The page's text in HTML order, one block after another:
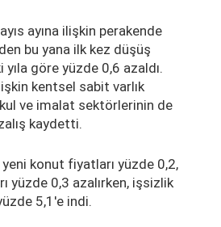
ayına ilişkin perakende
bu yana ilk kez düşüş
göre yüzde 0,6 azaldı.
kentsel sabit varlık
ve imalat sektörlerinin de
kaydetti.
yeni konut fiyatları yüzde 0,2,
yüzde 0,3 azalırken, işsizlik
5,1'e indi.